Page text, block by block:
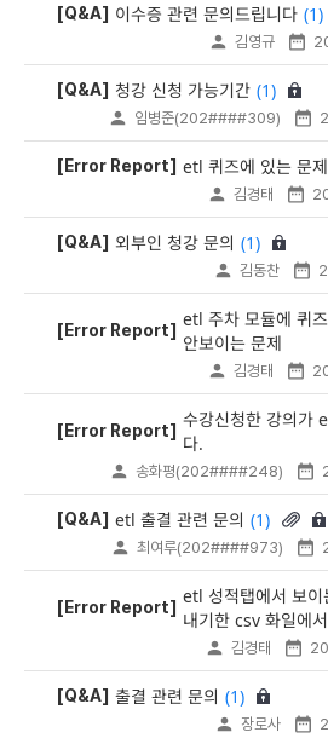
[Q&A] 이수증 관련 문의드립니다 (1)
김영규
[Q&A] 청강 신청 가능기간 (1)
임병준(202####309)
[Error Report] etl 퀴즈에 있는 문제
김경태
[Q&A] 외부인 청강 문의 (1)
김동찬
[Error Report] etl 주차 모듈에 퀴
안보이는 문제
김경태
[Error Report] 수강신청한 강의가
다.
송화평(202####248)
[Q&A] etl 출결 관련 문의 (1)
최여루(202####973)
[Error Report] etl 성적탭에서 보이
내기한 csv 화일에
김경태
[Q&A] 출결 관련 문의 (1)
장로사